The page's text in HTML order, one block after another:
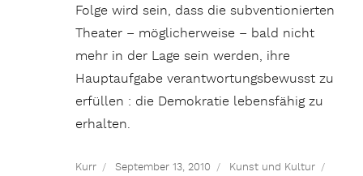
Folge wird sein, dass die subventionierten
Theater – möglicherweise – bald nicht
mehr in der Lage sein werden, ihre
Hauptaufgabe verantwortungsbewusst zu
erfüllen : die Demokratie lebensfähig zu
erhalten.
Kurr September 13, 2010
Kunst und Kultur